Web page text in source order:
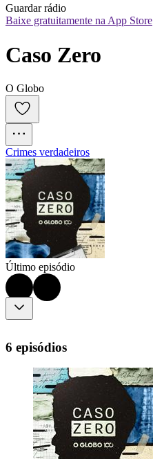
Guardar rádio
Baixe gratuitamente na App Store
Caso Zero
O Globo
Crimes verdadeiros
Último episódio
6 episódios